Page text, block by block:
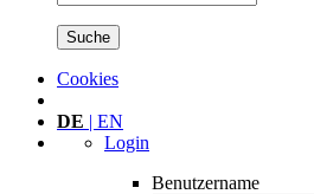
Cookies
DE | EN
Login
Benutzername